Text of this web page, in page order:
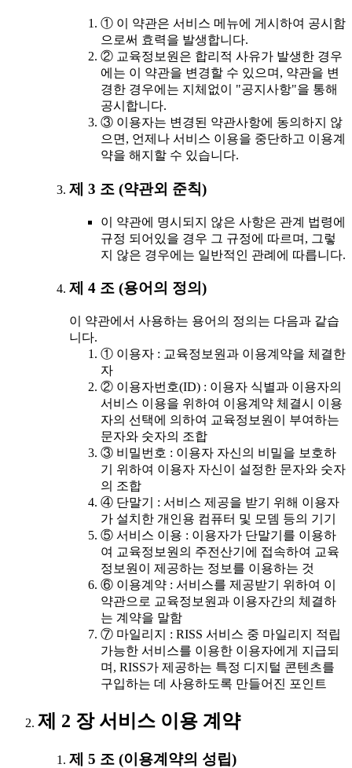
① 이 약관은 서비스 메뉴에 게시하여 공시함
으로써 효력을 발생합니다.
② 교육정보원은 합리적 사유가 발생한 경우
에는 이 약관을 변경할 수 있으며, 약관을 변
경한 경우에는 지체없이 "공지사항"을 통해
공시합니다.
③ 이용자는 변경된 약관사항에 동의하지 않
으면, 언제나 서비스 이용을 중단하고 이용계
약을 해지할 수 있습니다.
제 3 조 (약관외 준칙)
이 약관에 명시되지 않은 사항은 관계 법령에
규정 되어있을 경우 그 규정에 따르며, 그렇
지 않은 경우에는 일반적인 관례에 따릅니다.
제 4 조 (용어의 정의)
이 약관에서 사용하는 용어의 정의는 다음과 같습
니다.
① 이용자 : 교육정보원과 이용계약을 체결한
자
② 이용자번호(ID) : 이용자 식별과 이용자의
서비스 이용을 위하여 이용계약 체결시 이용
자의 선택에 의하여 교육정보원이 부여하는
문자와 숫자의 조합
③ 비밀번호 : 이용자 자신의 비밀을 보호하
기 위하여 이용자 자신이 설정한 문자와 숫자
의 조합
④ 단말기 : 서비스 제공을 받기 위해 이용자
가 설치한 개인용 컴퓨터 및 모뎀 등의 기기
⑤ 서비스 이용 : 이용자가 단말기를 이용하
여 교육정보원의 주전산기에 접속하여 교육
정보원이 제공하는 정보를 이용하는 것
⑥ 이용계약 : 서비스를 제공받기 위하여 이
약관으로 교육정보원과 이용자간의 체결하
는 계약을 말함
⑦ 마일리지 : RISS 서비스 중 마일리지 적립
가능한 서비스를 이용한 이용자에게 지급되
며, RISS가 제공하는 특정 디지털 콘텐츠를
구입하는 데 사용하도록 만들어진 포인트
제 2 장 서비스 이용 계약
제 5 조 (이용계약의 성립)